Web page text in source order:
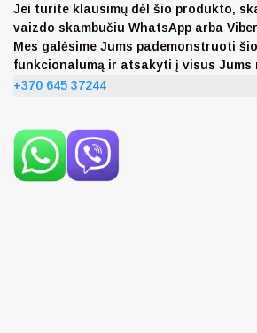
Jei turite klausimų dėl šio produkto,
vaizdo skambučiu WhatsApp arba
Mes galėsime Jums pademonstruoti
funkcionalumą ir atsakyti į visus Jums
+370 645 37244